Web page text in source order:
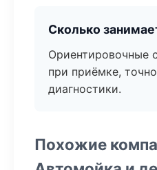
Сколько
Ориентировочные
при приёмке,
диагностики.
Похожие